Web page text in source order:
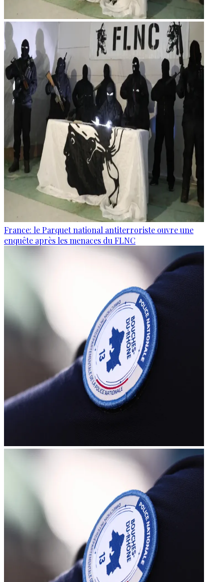
France: le Parquet national antiterroriste ouvre une
enquête après les menaces du FLNC